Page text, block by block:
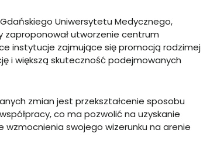
Uniwersytetu Medycznego,
zaproponował utworzenie centrum
instytucje zajmujące się promocją rodzimej
i większą skuteczność podejmowanych
zmian jest przekształcenie sposobu
co ma pozwolić na uzyskanie
wzmocnienia swojego wizerunku na arenie